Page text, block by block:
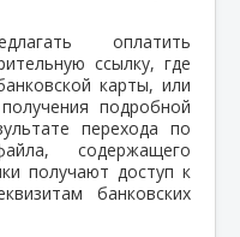
оплатить
ссылку, где
карты, или
подробной
перехода по
содержащего
получают доступ к
банковских